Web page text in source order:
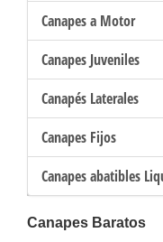
Canapes a Motor
Canapes Juveniles
Canapés Laterales
Canapes Fijos
Canapes abatibles
Canapes Baratos